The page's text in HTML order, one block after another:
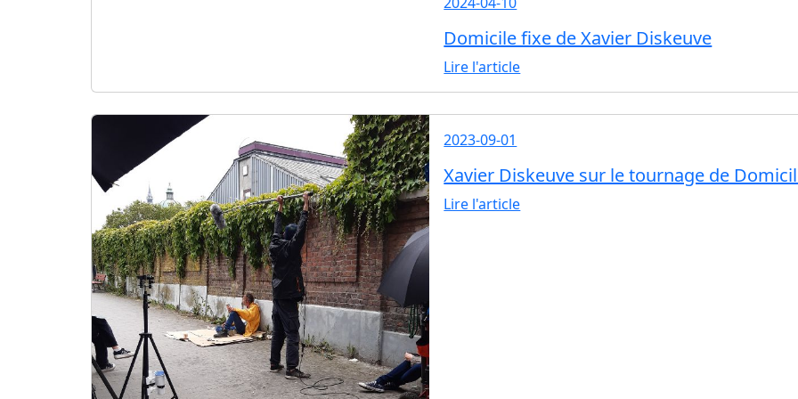
Domicile fixe de Xavier Diskeuve
Lire l'article
2023-09-01
Xavier Diskeuve sur le tournage de
Lire l'article